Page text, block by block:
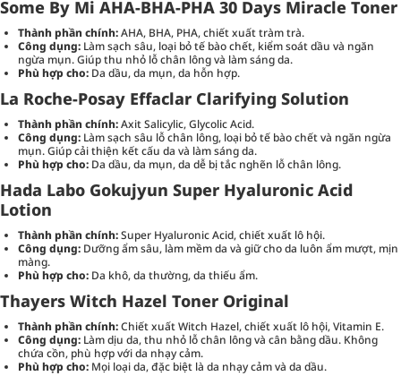
Some By Mi AHA-BHA-PHA 30 Days Miracle Toner
Thành phần chính:AHA, BHA, PHA, chiết xuất tràm trà.
Công dụng: Làm sạch sâu, loại bỏ tế bào chết, kiểm soát dầu và ngăn
ngừa mụn. Giúp thu nhỏ lỗ chân lông và làm sáng da.
Phù hợp cho: Da dầu, da mụn, da hỗn hợp.
La Roche-Posay Effaclar Clarifying Solution
Thành phần chính:Axit Salicylic, Glycolic Acid.
Công dụng: Làm sạch sâu lỗ chân lông, loại bỏ tế bào chết và ngăn ngừa
mụn. Giúp cải thiện kết cấu da và làm sáng da.
Phù hợp cho: Da dầu, da mụn, da dễ bị tắc nghẽn lỗ chân lông.
Hada Labo Gokujyun Super Hyaluronic Acid
Lotion
Thành phần chính:Super Hyaluronic Acid, chiết xuất lô hội.
Công dụng: Dưỡng ẩm sâu, làm mềm da và giữ cho da luôn ẩm mượt, mịn
màng.
Phù hợp cho: Da khô, da thường, da thiếu ẩm.
Thayers Witch Hazel Toner Original
Thành phần chính:Chiết xuất Witch Hazel, chiết xuất lô hội, Vitamin E.
Công dụng: Làm dịu da, thu nhỏ lỗ chân lông và cân bằng dầu. Không
chứa cồn, phù hợp với da nhạy cảm.
Phù hợp cho: Mọi loại da, đặc biệt là da nhạy cảm và da dầu.